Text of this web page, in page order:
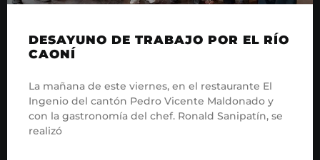
DESAYUNO DE TRABAJO POR EL RÍO
CAONÍ
La mañana de este viernes, en el restaurante El
Ingenio del cantón Pedro Vicente Maldonado y
con la gastronomía del chef. Ronald Sanipatín, se
realizó